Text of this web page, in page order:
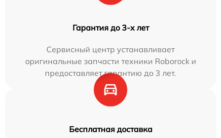
Гарантия до 3-х лет
Сервисный центр устанавливает
оригинальные запчасти техники Roborock и
предоставляет гарантию до 3 лет.
Бесплатная доставка